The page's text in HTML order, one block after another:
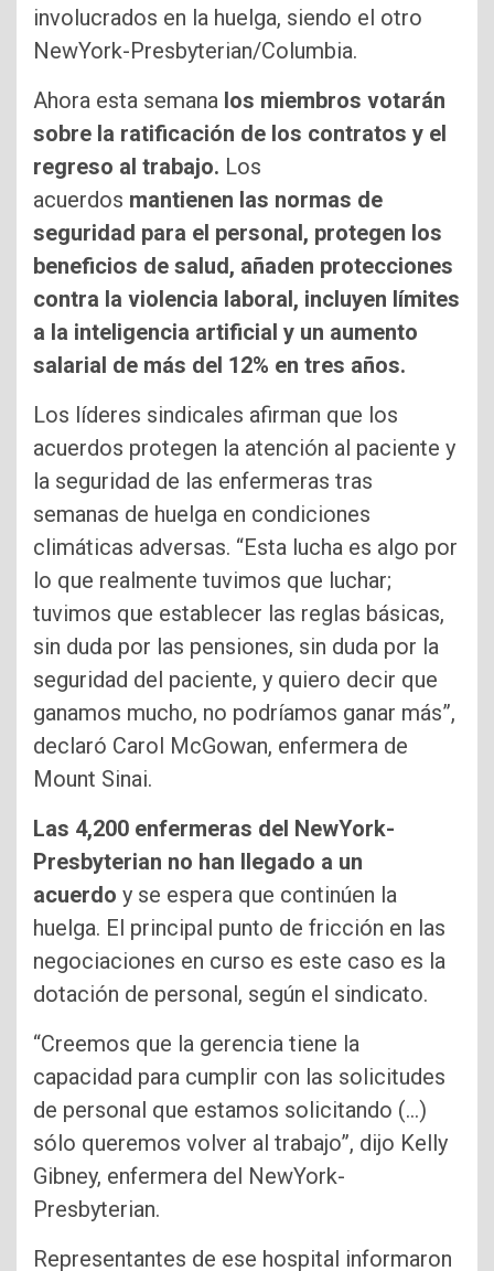
involucrados en la huelga, siendo el otro
NewYork-Presbyterian/Columbia.
Ahora esta semana los miembros votarán
sobre la ratificación de los contratos y el
regreso al trabajo. Los
acuerdos mantienen las normas de
seguridad para el personal, protegen los
beneficios de salud, añaden protecciones
contra la violencia laboral, incluyen límites
a la inteligencia artificial y un aumento
salarial de más del 12% en tres años.
Los líderes sindicales afirman que los
acuerdos protegen la atención al paciente y
la seguridad de las enfermeras tras
semanas de huelga en condiciones
climáticas adversas. “Esta lucha es algo por
lo que realmente tuvimos que luchar;
tuvimos que establecer las reglas básicas,
sin duda por las pensiones, sin duda por la
seguridad del paciente, y quiero decir que
ganamos mucho, no podríamos ganar más”,
declaró Carol McGowan, enfermera de
Mount Sinai.
Las 4,200 enfermeras del NewYork-
Presbyterian no han llegado a un
acuerdo y se espera que continúen la
huelga. El principal punto de fricción en las
negociaciones en curso es este caso es la
dotación de personal, según el sindicato.
“Creemos que la gerencia tiene la
capacidad para cumplir con las solicitudes
de personal que estamos solicitando (…)
sólo queremos volver al trabajo”, dijo Kelly
Gibney, enfermera del NewYork-
Presbyterian.
Representantes de ese hospital informaron